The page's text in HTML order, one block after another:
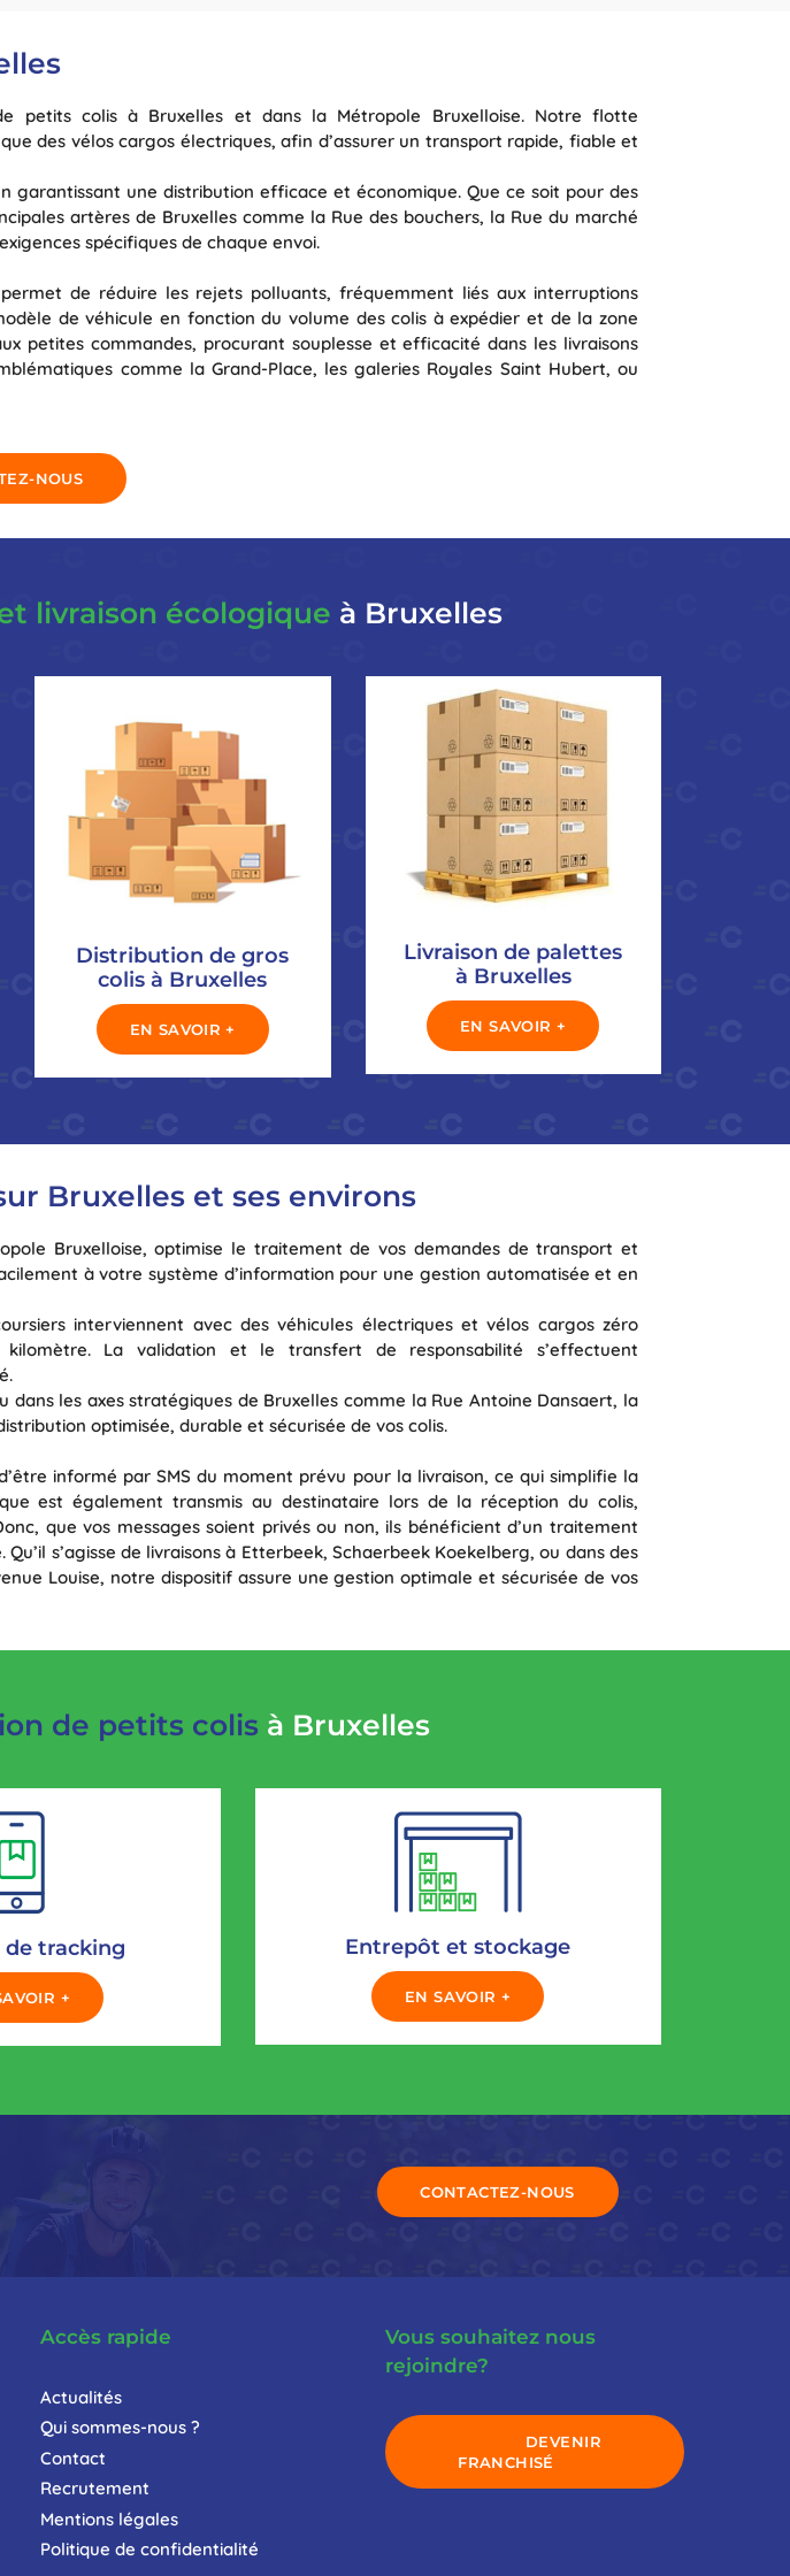
petits colis à Bruxelles et dans la Métropole Bruxelloise. Notre flotte
des vélos cargos électriques, afin d’assurer un transport rapide, fiable et
une distribution efficace et économique. Que ce soit pour des
artères de Bruxelles comme la Rue des bouchers, la Rue du marché
spécifiques de chaque envoi.
de réduire les rejets polluants, fréquemment liés aux interruptions
de véhicule en fonction du volume des colis à expédier et de la zone
petites commandes, procurant souplesse et efficacité dans les livraisons
comme la Grand-Place, les galeries Royales Saint Hubert, ou
NOUS
livraison écologique à Bruxelles
Distribution de gros
colis à Bruxelles
EN SAVOIR +
Livraison de palettes
à Bruxelles
EN SAVOIR +
Bruxelles et ses environs
Bruxelloise, optimise le traitement de vos demandes de transport et
à votre système d’information pour une gestion automatisée et en
interviennent avec des véhicules électriques et vélos cargos zéro
La validation et le transfert de responsabilité s’effectuent
les axes stratégiques de Bruxelles comme la Rue Antoine Dansaert, la
optimisée, durable et sécurisée de vos colis.
informé par SMS du moment prévu pour la livraison, ce qui simplifie la
est également transmis au destinataire lors de la réception du colis,
que vos messages soient privés ou non, ils bénéficient d’un traitement
s’agisse de livraisons à Etterbeek, Schaerbeek Koekelberg, ou dans des
Louise, notre dispositif assure une gestion optimale et sécurisée de vos
de petits colis à Bruxelles
de tracking
+
Entrepôt et stockage
EN SAVOIR +
CONTACTEZ-NOUS
Accès rapide
Actualités
Qui sommes-nous ?
Contact
Recrutement
Mentions légales
Politique de confidentialité
Vous souhaitez nous
rejoindre?
DEVENIR
FRANCHISÉ